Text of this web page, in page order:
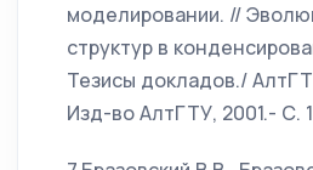
моделировании. //
структур в
Тезисы докладов./
Изд-во АлтГТУ, 2001.- С.